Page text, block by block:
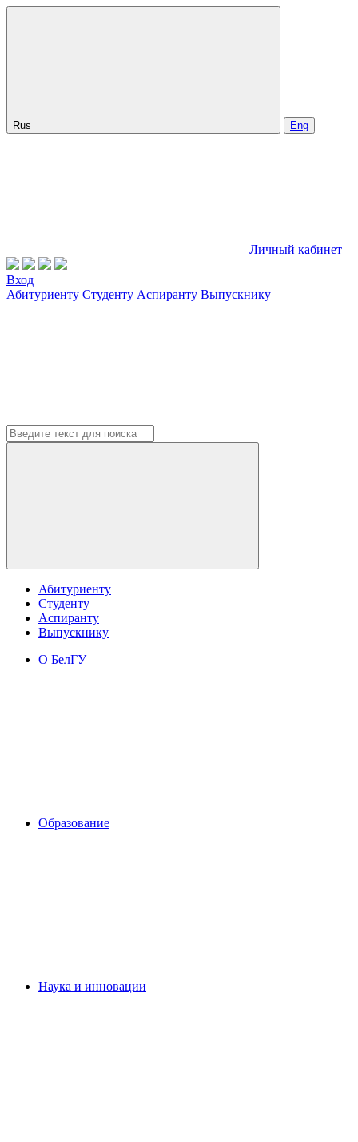
Rus Eng
Личный кабинет
Вход
Абитуриенту Студенту Аспиранту Выпускнику
Абитуриенту
Студенту
Аспиранту
Выпускнику
О БелГУ
Образование
Наука и инновации